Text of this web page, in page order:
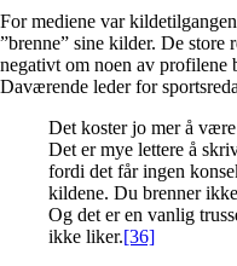
For mediene var
”brenne” sine kilder. De store
negativt om noen av profilene
Daværende leder for
Det koster jo mer å
Det er mye lettere å
fordi det får ingen
kildene. Du brenner
Og det er en vanlig
ikke liker.[36]